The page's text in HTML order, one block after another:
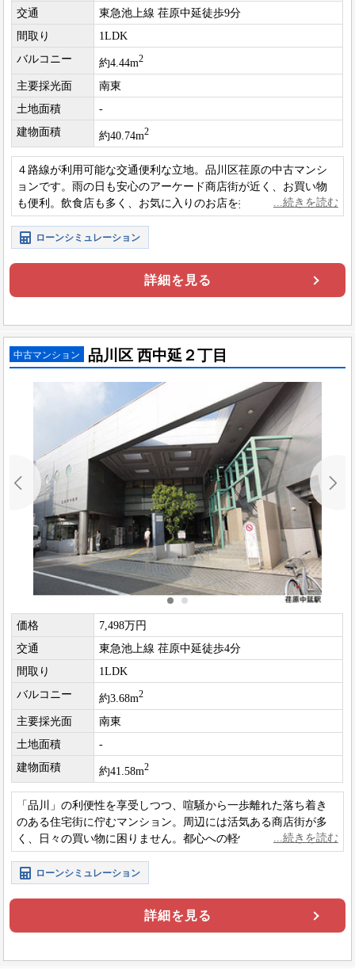
交通
東急池上線 荏原中延徒歩9分
間取り
1LDK
バルコニー
約4.44m2
主要採光面
南東
土地面積
-
建物面積
約40.74m2
４路線が利用可能な交通便利な立地。品川区荏原の中古マンシ
ョンです。雨の日も安心のアーケード商店街が近く、お買い物
も便利。飲食店も多く、お気に入りのお店を探すのも楽しそう
です。ペットと一緒にお住まいになれます。
ローンシミュレーション
詳細を見る
中古マンション 品川区 西中延２丁目
価格
7,498万円
交通
東急池上線 荏原中延徒歩4分
間取り
1LDK
バルコニー
約3.68m2
主要採光面
南東
土地面積
-
建物面積
約41.58m2
「品川」の利便性を享受しつつ、喧騒から一歩離れた落ち着き
のある住宅街に佇むマンション。周辺には活気ある商店街が多
く、日々の買い物に困りません。都心への軽快なアクセスと、
下町情緒が残る穏やかな住環境です。
ローンシミュレーション
詳細を見る